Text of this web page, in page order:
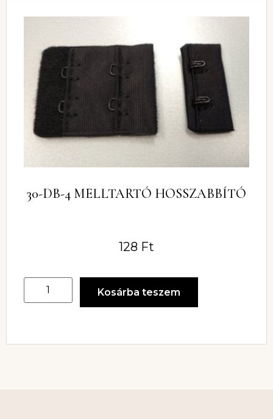
30-DB-4 MELLTARTÓ HOSSZABBÍTÓ
128 Ft
Kosárba teszem